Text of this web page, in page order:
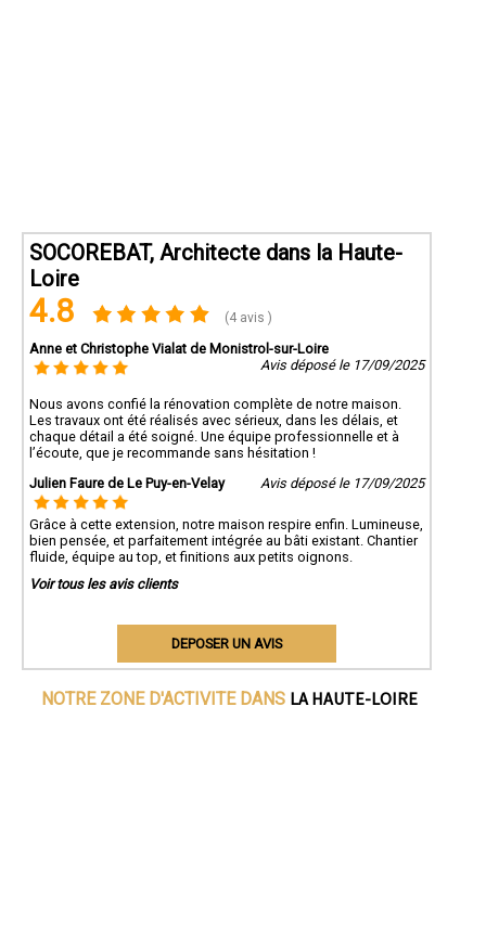
SOCOREBAT, Architecte dans la Haute-
Loire
4.8 (4 avis )
Anne et Christophe Vialat de Monistrol-sur-Loire
Avis déposé le 17/09/2025
Nous avons confié la rénovation complète de notre maison.
Les travaux ont été réalisés avec sérieux, dans les délais, et
chaque détail a été soigné. Une équipe professionnelle et à
l’écoute, que je recommande sans hésitation !
Julien Faure de Le Puy-en-Velay
Avis déposé le 17/09/2025
Grâce à cette extension, notre maison respire enfin. Lumineuse,
bien pensée, et parfaitement intégrée au bâti existant. Chantier
fluide, équipe au top, et finitions aux petits oignons.
Voir tous les avis clients
DEPOSER UN AVIS
NOTRE ZONE D'ACTIVITE DANS LA HAUTE-LOIRE